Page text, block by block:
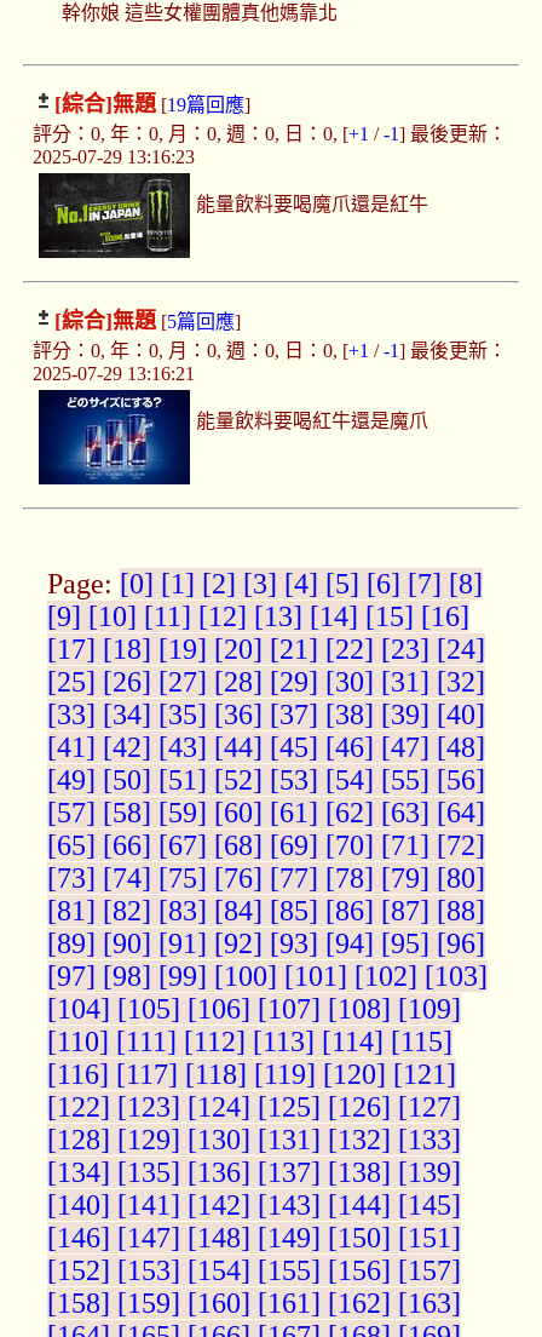
幹你娘 這些女權團體真他媽靠北
[綜合]無題[19篇回應]
評分：0, 年：0, 月：0, 週：0, 日：0, [+1 /-1] 最後更新：
2025-07-29 13:16:23
能量飲料要喝魔爪還是紅牛
[綜合]無題[5篇回應]
評分：0, 年：0, 月：0, 週：0, 日：0, [+1 /-1] 最後更新：
2025-07-29 13:16:21
能量飲料要喝紅牛還是魔爪
Page: [0] [1] [2] [3] [4] [5] [6] [7] [8]
[9] [10] [11] [12] [13] [14] [15] [16]
[17] [18] [19] [20] [21] [22] [23] [24]
[25] [26] [27] [28] [29] [30] [31] [32]
[33] [34] [35] [36] [37] [38] [39] [40]
[41] [42] [43] [44] [45] [46] [47] [48]
[49] [50] [51] [52] [53] [54] [55] [56]
[57] [58] [59] [60] [61] [62] [63] [64]
[65] [66] [67] [68] [69] [70] [71] [72]
[73] [74] [75] [76] [77] [78] [79] [80]
[81] [82] [83] [84] [85] [86] [87] [88]
[89] [90] [91] [92] [93] [94] [95] [96]
[97] [98] [99] [100] [101] [102] [103]
[104] [105] [106] [107] [108] [109]
[110] [111] [112] [113] [114] [115]
[116] [117] [118] [119] [120] [121]
[122] [123] [124] [125] [126] [127]
[128] [129] [130] [131] [132] [133]
[134] [135] [136] [137] [138] [139]
[140] [141] [142] [143] [144] [145]
[146] [147] [148] [149] [150] [151]
[152] [153] [154] [155] [156] [157]
[158] [159] [160] [161] [162] [163]